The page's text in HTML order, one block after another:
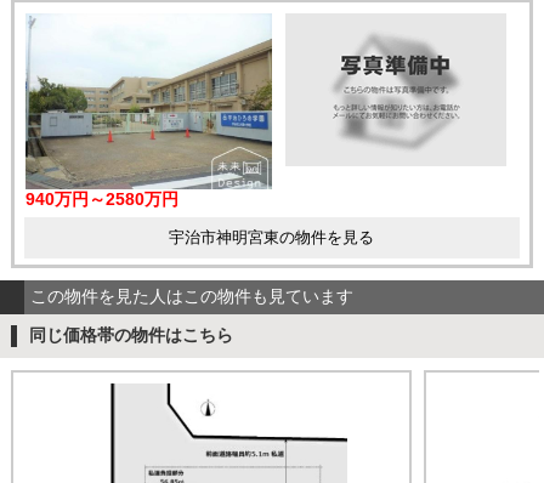
940万円～2580万円
宇治市神明宮東の物件を見る
この物件を見た人はこの物件も見ています
同じ価格帯の物件はこちら